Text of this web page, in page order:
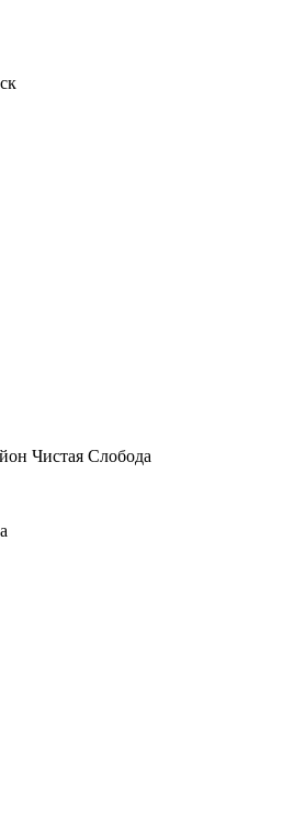
Чистая Слобода